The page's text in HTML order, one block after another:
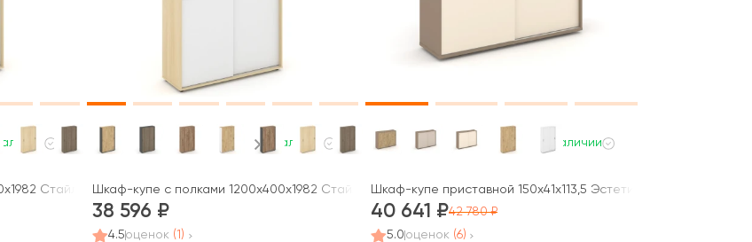
Стайл Проджект / Style Project
В наличии
Шкаф-купе с полками 1200x400x1982 Стайл Проджект / Style Project
38 596
4.5оценок (1)
В наличии
Шкаф-купе приставной 150x41x113,5 Эстетика / Estetica
40 641
42 780
5.0 оценок (6)